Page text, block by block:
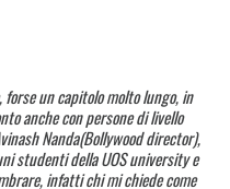
un capitolo molto lungo, in
anche con persone di livello
Nanda(Bollywood director),
studenti della UOS university e
infatti chi mi chiede come